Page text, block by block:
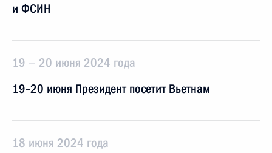
и ФСИН
19 − 20 июня 2024 года
19–20 июня Президент посетит Вьетнам
18 июня 2024 года